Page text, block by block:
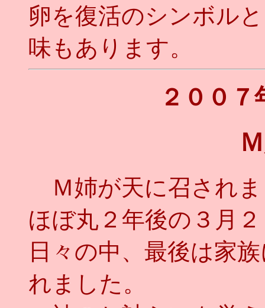
卵を復活のシンボル
味もあります。
２００
Ｍ姉が天に召され
ほぼ丸２年後の３月
日々の中、最後は家
れました。